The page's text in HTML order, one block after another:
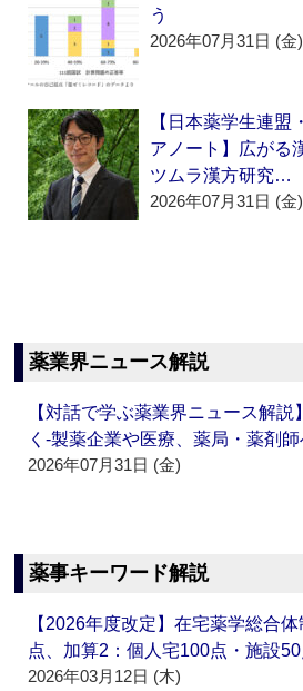
う
2026年07月31日 (金)
【日本薬学生連盟
アノート】広がる
ツムラ漢方研究…
2026年07月31日 (金)
薬業界ニュース解説
【対話で学ぶ薬業界ニュース解
く‐製薬企業や医療、薬局・薬剤
2026年07月31日 (金)
薬事キーワード解説
【2026年度改定】在宅薬学総合
点、加算2：個人宅100点・施設
2026年03月12日 (木)